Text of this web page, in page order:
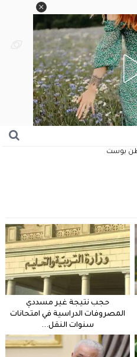
حجب نتيجة غير مسددي
المصروفات الدراسية في امتحانات
سنوات النقل...